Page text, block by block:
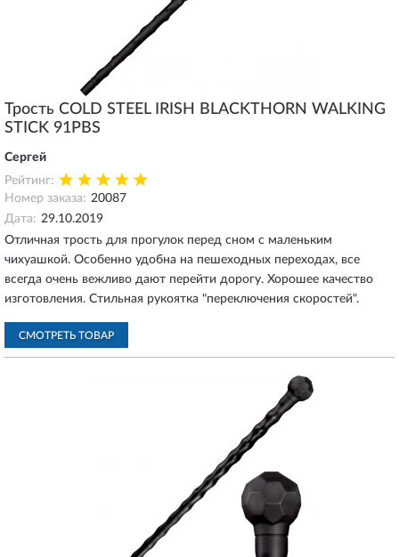
Трость COLD STEEL IRISH BLACKTHORN WALKING
STICK 91PBS
Сергей
Рейтинг:
Номер заказа: 20087
Дата: 29.10.2019
Отличная трость для прогулок перед сном с маленьким
чихуашкой. Особенно удобна на пешеходных переходах, все
всегда очень вежливо дают перейти дорогу. Хорошее качество
изготовления. Стильная рукоятка "переключения скоростей".
СМОТРЕТЬ ТОВАР